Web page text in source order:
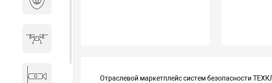
ВидеонаблюдениеОтраслевой маркетплейс систем безопасности